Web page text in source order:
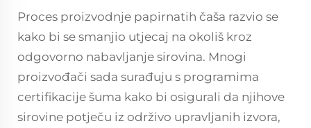
Proces proizvodnje papirnatih čaša razvio se
kako bi se smanjio utjecaj na okoliš kroz
odgovorno nabavljanje sirovina. Mnogi
proizvođači sada surađuju s programima
certifikacije šuma kako bi osigurali da njihove
sirovine potječu iz održivo upravljanih izvora,